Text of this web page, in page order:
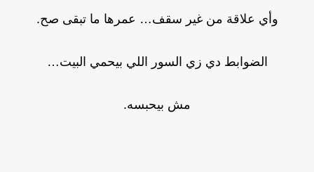
وأي علاقة من غير سقف… عمرها ما تبقى صح.
الضوابط دي زي السور اللي بيحمي البيت…
مش بيحبسه.